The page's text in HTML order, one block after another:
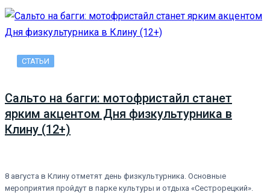
СТАТЬИ
Сальто на багги: мотофристайл станет
ярким акцентом Дня физкультурника в
Клину (12+)
8 августа в Клину отметят день физкультурника. Основные
мероприятия пройдут в парке культуры и отдыха «Сестрорецкий».